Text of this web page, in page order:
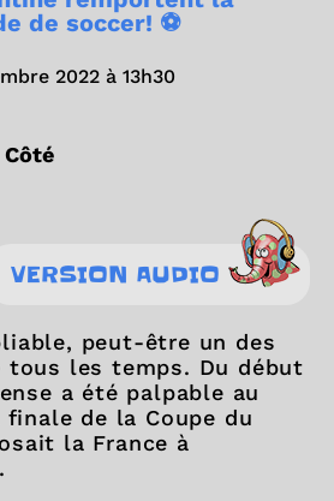
de soccer! ⚽
2022 à 13h30
VERSION AUDIO
peut-être un des
tous les temps. Du début
a été palpable au
de la Coupe du
la France à